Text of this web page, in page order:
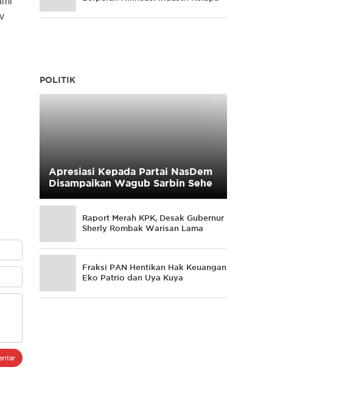
POLITIK
Apresiasi Kepada Partai NasDem
Disampaikan Wagub Sarbin Sehe
Raport Merah KPK, Desak Gubernur
Sherly Rombak Warisan Lama
Fraksi PAN Hentikan Hak Keuangan
Eko Patrio dan Uya Kuya